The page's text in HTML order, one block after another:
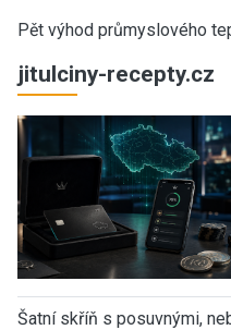
Pět výhod průmyslového
jitulciny-recepty.cz
Šatní skříň s posuvnými,